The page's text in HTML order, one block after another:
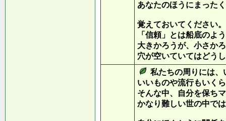
あなたのほうにまった
覚えておいてください。
「信頼」とは船底のよ
大きかろうが、小さか
穴が空いていてはどう
私たちの周りには、
いいものや流行もいく
そんな中、自分を保ち
かなり難しい世の中で